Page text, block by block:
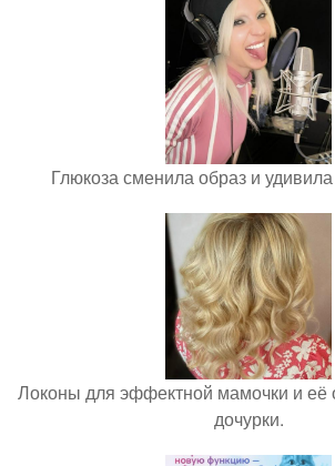
Глюкоза сменила образ и
Локоны для эффектной мамочки и её
дочурки.